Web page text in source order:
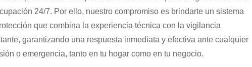
24/7. Por ello, nuestro compromiso es brindarte un sistema
que combina la experiencia técnica con la vigilancia
garantizando una respuesta inmediata y efectiva ante cualquier
o emergencia, tanto en tu hogar como en tu negocio.